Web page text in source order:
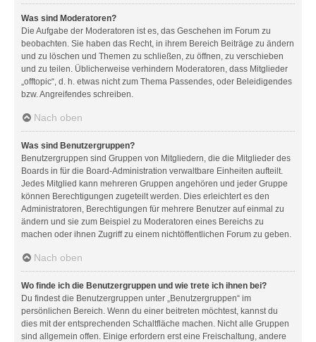
Was sind Moderatoren?
Die Aufgabe der Moderatoren ist es, das Geschehen im Forum zu
beobachten. Sie haben das Recht, in ihrem Bereich Beiträge zu ändern
und zu löschen und Themen zu schließen, zu öffnen, zu verschieben
und zu teilen. Üblicherweise verhindern Moderatoren, dass Mitglieder
„offtopic“, d. h. etwas nicht zum Thema Passendes, oder Beleidigendes
bzw. Angreifendes schreiben.
Nach oben
Was sind Benutzergruppen?
Benutzergruppen sind Gruppen von Mitgliedern, die die Mitglieder des
Boards in für die Board-Administration verwaltbare Einheiten aufteilt.
Jedes Mitglied kann mehreren Gruppen angehören und jeder Gruppe
können Berechtigungen zugeteilt werden. Dies erleichtert es den
Administratoren, Berechtigungen für mehrere Benutzer auf einmal zu
ändern und sie zum Beispiel zu Moderatoren eines Bereichs zu
machen oder ihnen Zugriff zu einem nichtöffentlichen Forum zu geben.
Nach oben
Wo finde ich die Benutzergruppen und wie trete ich ihnen bei?
Du findest die Benutzergruppen unter „Benutzergruppen“ im
persönlichen Bereich. Wenn du einer beitreten möchtest, kannst du
dies mit der entsprechenden Schaltfläche machen. Nicht alle Gruppen
sind allgemein offen. Einige erfordern erst eine Freischaltung, andere